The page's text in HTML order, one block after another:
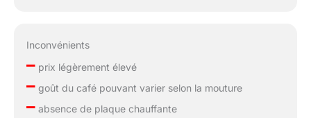
Inconvénients
–prix légèrement élevé
–goût du café pouvant varier selon la mouture
–absence de plaque chauffante